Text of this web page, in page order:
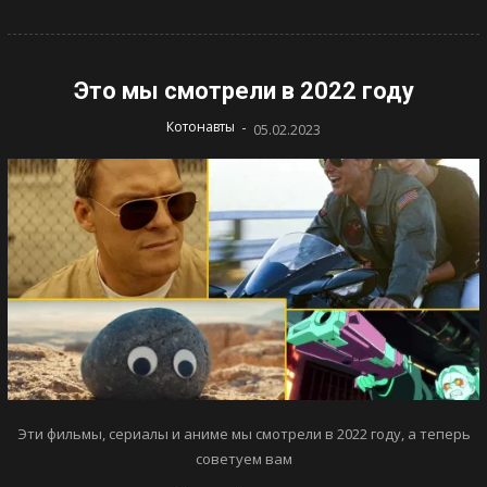
Это мы смотрели в 2022 году
Котонавты - 05.02.2023
Эти фильмы, сериалы и аниме мы смотрели в 2022 году, а теперь
советуем вам